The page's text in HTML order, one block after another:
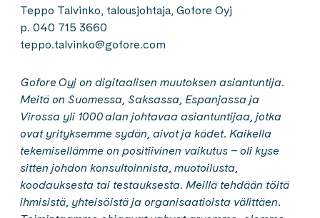
Teppo Talvinko, talousjohtaja, Gofore Oyj
p. 040 715 3660
teppo.talvinko@gofore.com
Gofore Oyj on digitaalisen muutoksen asiantuntija.
Meitä on Suomessa, Saksassa, Espanjassa ja
Virossa yli 1000 alan johtavaa asiantuntijaa, jotka
ovat yrityksemme sydän, aivot ja kädet. Kaikella
tekemisellämme on positiivinen vaikutus – oli kyse
sitten johdon konsultoinnista, muotoilusta,
koodauksesta tai testauksesta. Meillä tehdään töitä
ihmisistä, yhteisöistä ja organisaatioista välittäen.